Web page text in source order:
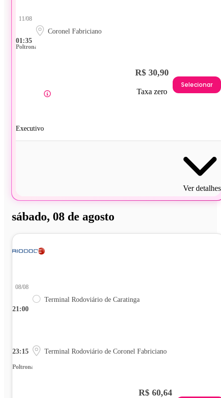
01:35
11/08
Coronel Fabriciano
Poltrona
Executivo
R$ 30,90
Taxa zero
Selecionar
Ver detalhes
sábado, 08 de agosto
21:00
08/08
Terminal Rodoviário de Caratinga
23:15 Terminal Rodoviário de Coronel Fabriciano
Poltrona
R$ 60,64